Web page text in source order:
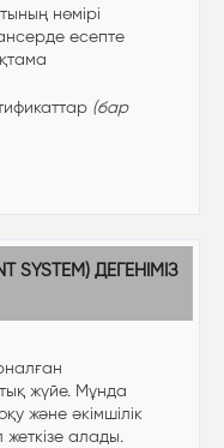
нөмірі
есепте
(бар
SYSTEM) ДЕГЕНІМІЗ
жүйе. Мұнда
және әкімшілік
алады.